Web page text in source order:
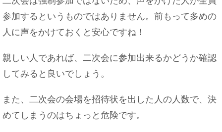
参加するというものではありません。前もって多めの
人に声をかけておくと安心ですね！
親しい人であれば、二次会に参加出来るかどうか確認
してみると良いでしょう。
また、二次会の会場を招待状を出した人の人数で、決
めてしまうのはちょっと危険です。